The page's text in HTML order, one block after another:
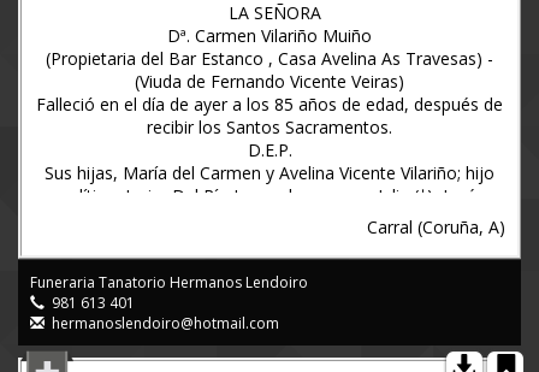
LA SEÑORA
Dª. Carmen Vilariño Muiño
(Propietaria del Bar Estanco , Casa Avelina As Travesas) -
(Viuda de Fernando Vicente Veiras)
Falleció en el día de ayer a los 85 años de edad, después de
recibir los Santos Sacramentos.
D.E.P.
Sus hijas, María del Carmen y Avelina Vicente Vilariño; hijo
político, Javier Del Río Louro; hermanos, Julia (†), José,
Manolo, Aurora, Antonio y Ricardo (ahijado) Vilariño Muiño;
hermanos políticos, Ricardo Nuñez (†), Sara Cernadas,
Remedios Orgeira, Jesus Orgeira y María del Carmen Villar,
Antonio (†), Rafael (†), Avelina (†), Nilo y Luís Vicente Veiras,
Dolores Lesta (†), Antonio Amado (†), Mercedes Mosteiro y
Elena Rivas; sobrinos, primos y demás familia.
Ruegan una oración por el eterno descanso de su alma.
Carral (Coruña, A)
Funeraria Tanatorio Hermanos Lendoiro
981 613 401
hermanoslendoiro@hotmail.com